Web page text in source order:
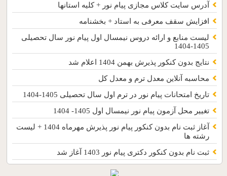
آدرس سایت کلاس مجازی پیام نور + کلیه استانها
افزایش سقف معرفی به استاد + بخشنامه
لیست منابع و ارائه دروس نیمسال اول پیام نور سال تحصیلی
1405-1404
نتایج بدون کنکور پذیرش بهمن 1404 اعلام شد
محاسبه آنلاین معدل ترم و معدل کل
تاریخ امتحانات پیام نور در ترم اول سال تحصیلی 1405-1404
تغییر محل آزمون پیام نور نیمسال اول 1405- 1404
آغاز ثبت نام بدون کنکور پیام نور پذیرش مهرماه 1404 + لیست
رشته ها
ثبت نام بدون کنکور دکتری پیام نور 1403 آغاز شد